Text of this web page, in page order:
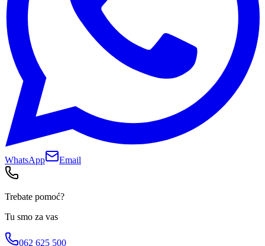
WhatsApp Email
Trebate pomoć?
Tu smo za vas
062 625 500